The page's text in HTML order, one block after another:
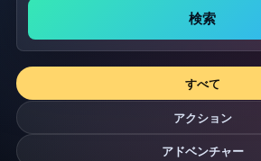
検索
すべて
アクション
アドベンチャー